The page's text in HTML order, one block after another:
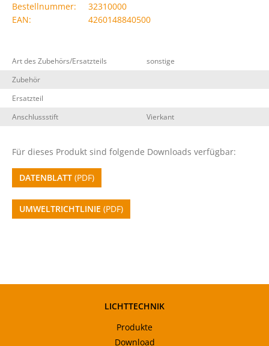
Bestellnummer:
32310000
EAN:
4260148840500
Art des Zubehörs/Ersatzteils
sonstige
Zubehör
Ersatzteil
Anschlussstift
Vierkant
Für dieses Produkt sind folgende Downloads verfügbar:
DATENBLATT (PDF)
UMWELTRICHTLINIE (PDF)
LICHTTECHNIK
Produkte
Download